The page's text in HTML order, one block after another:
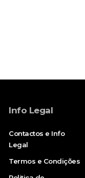
Info Legal
Contactos e Info
Legal
Termos e Condições